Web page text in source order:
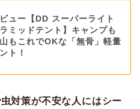
ュー【DD スーパーライト
ミッドテント】キャンプも
もこれでOKな「無骨」軽量
ト！
対策が不安な人にはシー